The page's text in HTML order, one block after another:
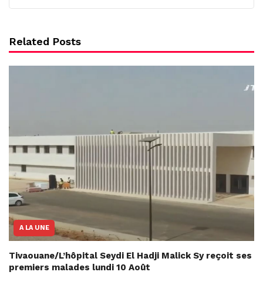
Related Posts
A LA UNE
Tivaouane/L’hôpital Seydi El Hadji Malick Sy reçoit ses
premiers malades lundi 10 Août